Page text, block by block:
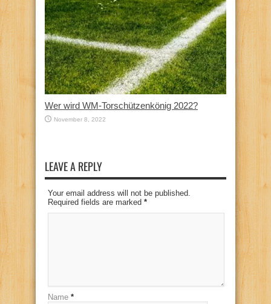
Wer wird WM-Torschützenkönig 2022?
November 8, 2022
LEAVE A REPLY
Your email address will not be published.
Required fields are marked *
Name *